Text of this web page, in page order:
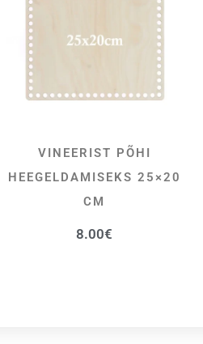
LISA KORVI
VINEERIST PÕHI
HEEGELDAMISEKS 25×20
CM
8.00€